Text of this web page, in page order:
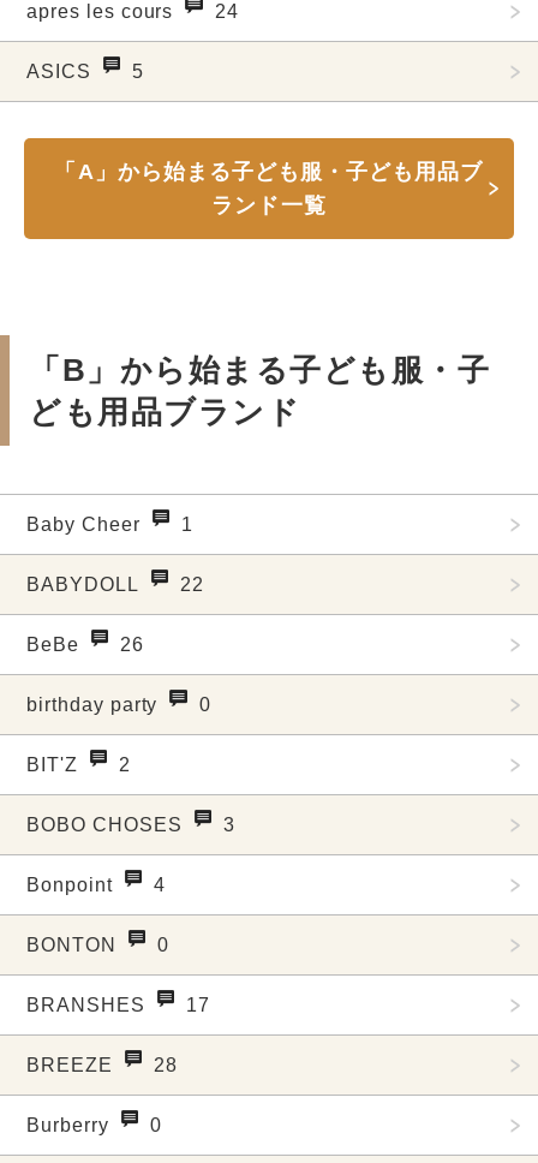
apres les cours 24
ASICS 5
「A」から始まる子ども服・子ども用品ブ
ランド一覧
「B」から始まる子ども服・子
ども用品ブランド
Baby Cheer 1
BABYDOLL 22
BeBe 26
birthday party 0
BIT'Z 2
BOBO CHOSES 3
Bonpoint 4
BONTON 0
BRANSHES 17
BREEZE 28
Burberry 0